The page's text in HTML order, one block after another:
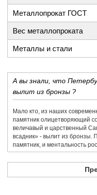
Металлопрокат ГОСТ
Вес металлопроката
Металлы и стали
А вы знали, что
вылит из бронзы ?
Мало кто, из наших
памятник олицетворяющий
величавый и царственный
всадник» - вылит из бронзы.
памятник, и ментальность